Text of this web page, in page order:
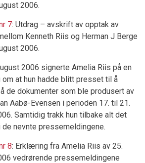
2006.
7: Utdrag – avskrift av opptak av
Kenneth Riis og Herman J Berge
2006.
2006 signerte Amelia Riis på en
at hun hadde blitt presset til å
de dokumenter som ble produsert av
Aabø-Evensen i perioden 17. til 21.
Samtidig trakk hun tilbake alt det
nevnte pressemeldingene.
8: Erklæring fra Amelia Riis av 25.
vedrørende pressemeldingene